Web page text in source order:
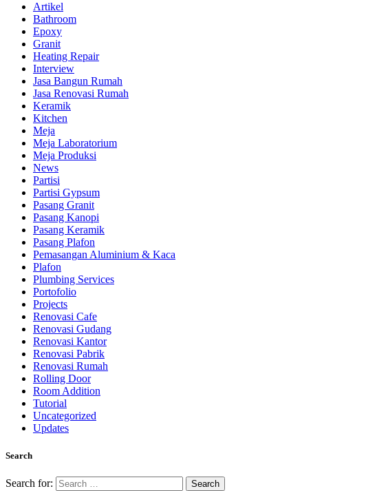
Artikel
Bathroom
Epoxy
Granit
Heating Repair
Interview
Jasa Bangun Rumah
Jasa Renovasi Rumah
Keramik
Kitchen
Meja
Meja Laboratorium
Meja Produksi
News
Partisi
Partisi Gypsum
Pasang Granit
Pasang Kanopi
Pasang Keramik
Pasang Plafon
Pemasangan Aluminium & Kaca
Plafon
Plumbing Services
Portofolio
Projects
Renovasi Cafe
Renovasi Gudang
Renovasi Kantor
Renovasi Pabrik
Renovasi Rumah
Rolling Door
Room Addition
Tutorial
Uncategorized
Updates
Search
Search for: